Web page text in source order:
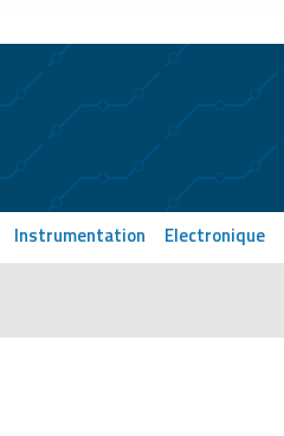
Instrumentation Electronique